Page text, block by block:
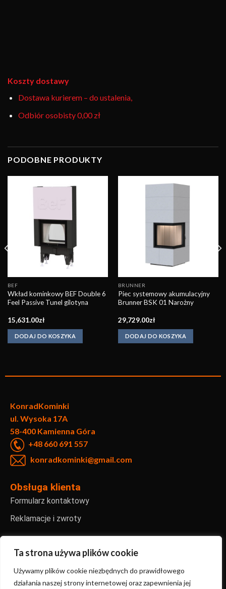
Ta strona używa plików cookie
Używamy plików cookie niezbędnych do prawidłowego
działania naszej strony internetowej oraz zapewnienia jej
Koszty dostawy
Dostawa kurierem – do ustalenia,
Odbiór osobisty0,00 zł
PODOBNE PRODUKTY
BEF
Wkład kominkowy BEF Double 6
Feel Passive Tunel gilotyna
15,631.00zł
DODAJ DO KOSZYKA
BRUNNER
Piec systemowy akumulacyjny
Brunner BSK 01 Narożny
29,729.00zł
DODAJ DO KOSZYKA
KonradKominki
ul. Wysoka 17A
58-400 Kamienna Góra
+48 660 691 557
konradkominki@gmail.com
Obsługa klienta
Formularz kontaktowy
Reklamacje i zwroty
Informacje
Regulamin sklepu internetowego
Polityka prywatności
FAQ – najczęściej zadawane pytania